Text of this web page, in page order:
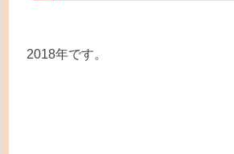
2018年です。